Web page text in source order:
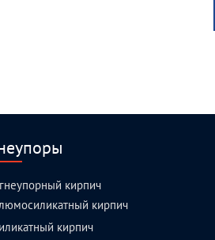
кирпич
кирпич
кирпич